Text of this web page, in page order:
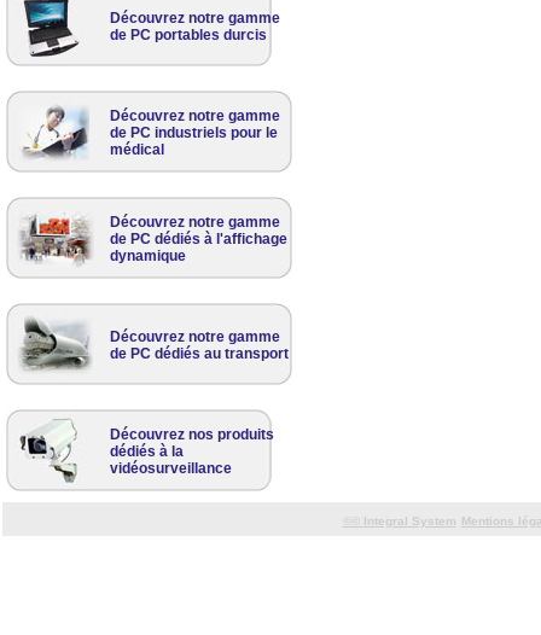
Integral System Mentions
Découvrez notre gamme
de PC portables durcis
Découvrez notre gamme
de PC industriels pour le
médical
Découvrez notre gamme
de PC dédiés à l'affichage
dynamique
Découvrez notre gamme
de PC dédiés au transport
Découvrez nos produits
dédiés à la
vidéosurveillance